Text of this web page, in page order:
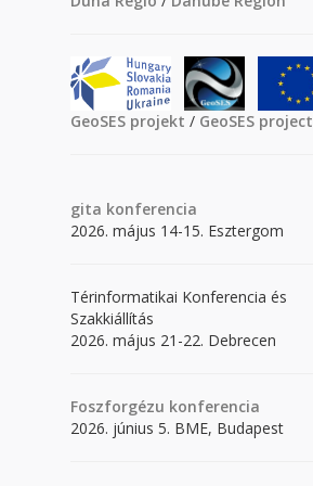
GeoSES projekt / GeoSES project
gita konferencia
2026. május 14-15. Esztergom
Térinformatikai Konferencia és
Szakkiállítás
2026. május 21-22. Debrecen
Foszforgézu konferencia
2026. június 5. BME, Budapest